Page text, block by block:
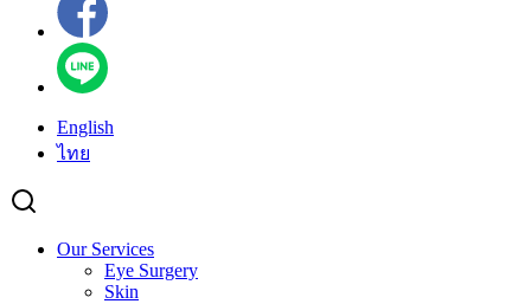
English
ไทย
Our Services
Eye Surgery
Skin